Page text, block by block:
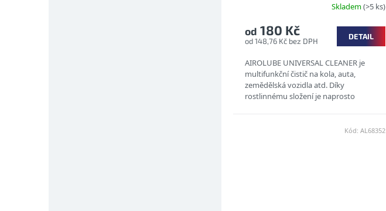
Skladem(>5 ks)
od 148,76 Kč bez DPH
od 180 Kč DETAIL
AIROLUBE UNIVERSAL CLEANER je
multifunkční čistič na kola, auta,
zemědělská vozidla atd. Díky
rostlinnému složení je naprosto
Kód: AL68352